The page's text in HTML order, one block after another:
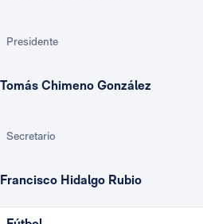
Presidente
Tomás Chimeno González
Secretario
Francisco Hidalgo Rubio